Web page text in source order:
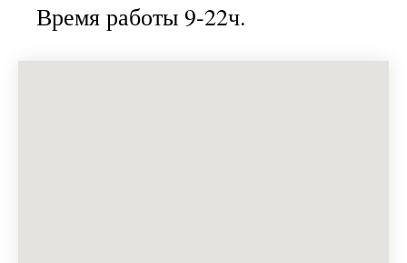
Время работы 9-22ч.